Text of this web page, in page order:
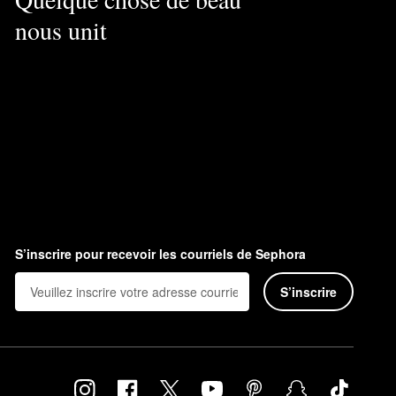
nous unit
S’inscrire pour recevoir les courriels de Sephora
S’inscrire